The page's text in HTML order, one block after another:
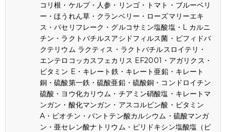
コリ根・ケルプ・人参・リンゴ・トマト・ブルーベリ
ー・ほうれん草・クランベリー・ローズマリーエキ
ス・パセリフレーク・グルコサミン塩酸塩・L カルニ
チン・ラクトバチルスアシドフィルス菌・ビフィドバ
クテリウム ラクティス・ラクトバチルスロイテリ・
エンテロコッカスフェカリス EF2001・アガリクス・
ビタミン E・キレート鉄・キレート亜鉛・キレート
銅・硫酸第一鉄・硫酸亜鉛・硫酸銅・コンドロイチン
硫酸・ヨウ化カリウム・チアミン硝酸塩・キレートマ
ンガン・酸化マンガン・アスコルビン酸・ビタミン
A・ビオチン・パントテン酸カルシウム・硫酸マンガ
ン・亜セレン酸ナトリウム・ピリドキシン塩酸塩（ビ